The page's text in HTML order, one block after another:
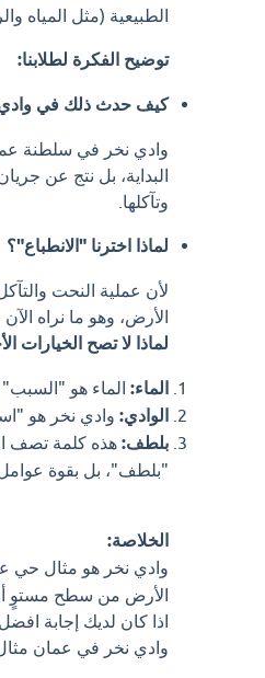
الطبيعية (مثل المياه
توضيح الفكرة لطلابنا:
كيف حدث ذلك في
وادي نخر في سلطنة
البداية، بل نتج عن
وتآكلها.
لماذا اخترنا "الانطباع"؟
لأن عملية النحت
الأرض، وهو ما نراه
لماذا لا تصح الخيارات
الماء: الماء هو
الوادي: وادي نخر هو
بلطف: هذه كلمة تصف
"بلطف"، بل بقوة عوامل
الخلاصة:
وادي نخر هو مثال حي
الأرض من سطح مستوٍ
اذا كان لديك إجابة
وادي نخر في عمان